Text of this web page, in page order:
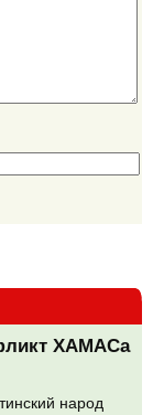
ХАМАСа
народ